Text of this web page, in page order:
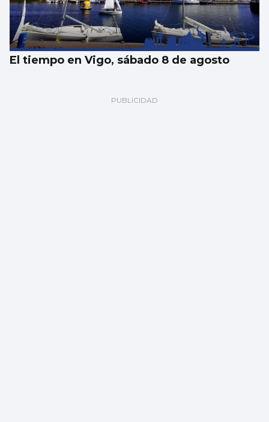
El tiempo en Vigo, sábado 8 de agosto